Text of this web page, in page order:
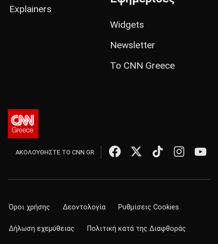
Explainers
Widgets
Newsletter
Το CNN Greece
ΑΚΟΛΟΥΘΗΣΤΕ ΤΟ CNN.GR
Όροι χρήσης Δεοντολογία Ρυθμίσεις Cookies
Δήλωση εχεμύθειας Πολιτική κατά της Διαφθοράς